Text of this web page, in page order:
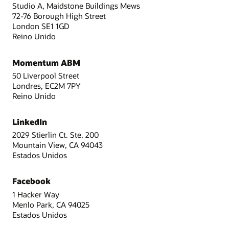
Studio A, Maidstone Buildings Mews
72-76 Borough High Street
London SE1 1GD
Reino Unido
Momentum ABM
50 Liverpool Street
Londres, EC2M 7PY
Reino Unido
LinkedIn
2029 Stierlin Ct. Ste. 200
Mountain View, CA 94043
Estados Unidos
Facebook
1 Hacker Way
Menlo Park, CA 94025
Estados Unidos